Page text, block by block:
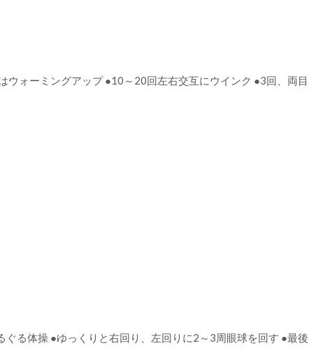
ォーミングアップ ●10～20回左右交互にウインク ●3回、両
る体操 ●ゆっくりと右回り、左回りに2～3周眼球を回す ●最